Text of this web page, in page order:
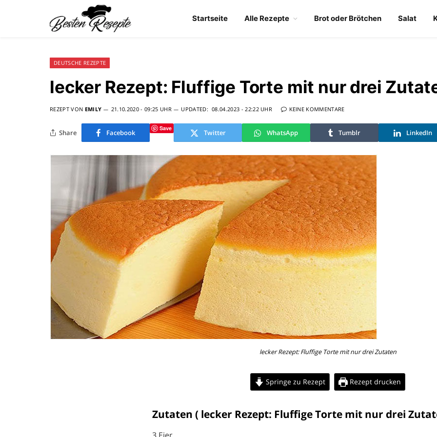
Startseite Alle Rezepte Brot oder Brötchen Salat
DEUTSCHE REZEPTE
lecker Rezept: Fluffige Torte mit nur drei
REZEPT VON EMILY 21.10.2020 - 09:25 UHR UPDATED: 08.04.2023 - 22:22 UHR KEINE KOMMENTARE
Share Facebook Save Twitter WhatsApp Tumblr LinkedIn
lecker Rezept: Fluffige Torte mit nur drei Zutaten
Springe zu Rezept Rezept drucken
Zutaten ( lecker Rezept: Fluffige Torte mit nur drei